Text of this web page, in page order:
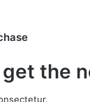
the